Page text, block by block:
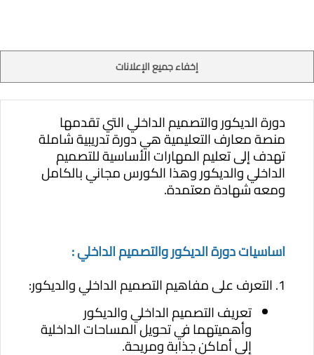
إخفاء جميع الإعلانات
دورة الديكور والتصميم الداخلي التي تقدمها
منصة معارف التعليمية هي دورة تدريبية شاملة
تهدف إلى تعليم المهارات الأساسية للتصميم
الداخلي والديكور وهذا الكورس مجاني بالكامل
ومعه شهادة معتمدة.
اساسيات دورة الديكور والتصميم الداخلي :
1. التعرف على مفاهيم التصميم الداخلي والديكور:
تعريف التصميم الداخلي والديكور
وأهميتهما في تحويل المساحات الداخلية
إلى أماكن جذابة ومريحة.